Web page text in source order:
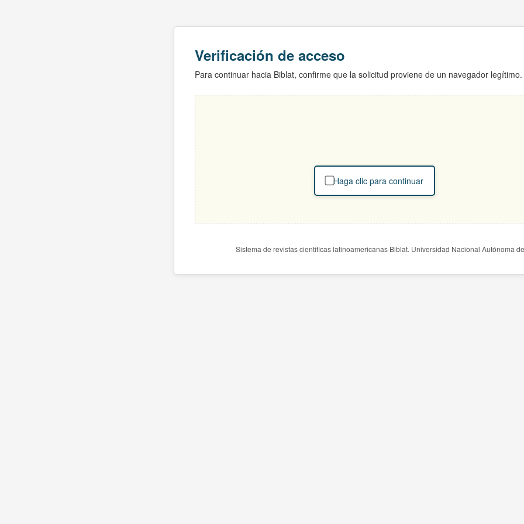
Verificación de acceso
Para continuar hacia Biblat, confirme que la solicitud proviene de un navegador legítimo.
Haga clic para continuar
Sistema de revistas científicas latinoamericanas Biblat. Universidad Nacional Autónoma